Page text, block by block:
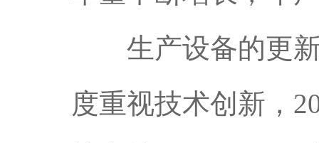
生产设备的更新
度重视技术创新，